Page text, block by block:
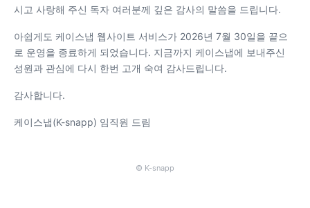
시고 사랑해 주신 독자 여러분께 깊은 감사의 말씀을 드립니다.
아쉽게도 케이스냅 웹사이트 서비스가 2026년 7월 30일을 끝으
로 운영을 종료하게 되었습니다. 지금까지 케이스냅에 보내주신
성원과 관심에 다시 한번 고개 숙여 감사드립니다.
감사합니다.
케이스냅(K-snapp) 임직원 드림
© K-snapp